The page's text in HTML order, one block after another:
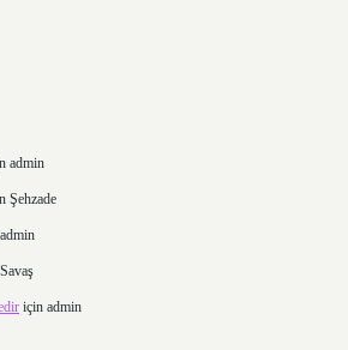
admin
Şehzade
admin
Savaş
için admin